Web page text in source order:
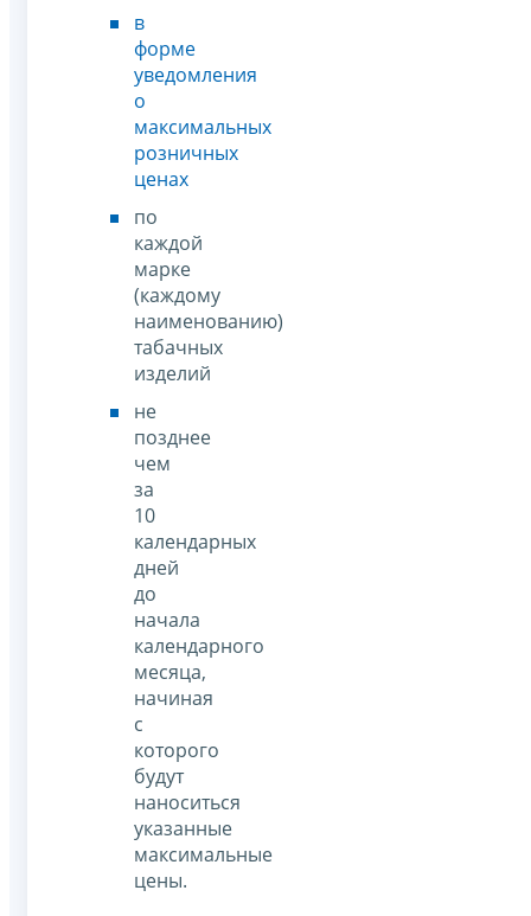
в
форме
уведомления
о
максимальных
розничных
ценах
по
каждой
марке
(каждому
наименованию)
табачных
изделий
не
позднее
чем
за
10
календарных
дней
до
начала
календарного
месяца,
начиная
с
которого
будут
наноситься
указанные
максимальные
цены.